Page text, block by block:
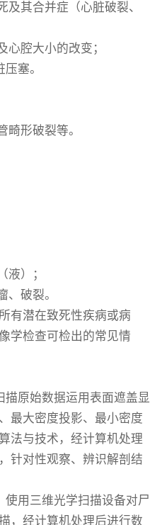
及其合并症（心脏破裂、
心腔大小的改变；
塞。
畸形破裂等。
液）；
、破裂。
有潜在致死性疾病或病
学检查可检出的常见情
原始数据运用表面遮盖显
最大密度投影、最小密度
法与技术，经计算机处理
针对性观察、辨识解剖结
用三维光学扫描设备对尸
，经计算机处理后进行数